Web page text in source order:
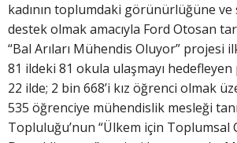
kadının toplumdaki görünürlüğüne ve
destek olmak amacıyla Ford Otosan
“Bal Arıları Mühendis Oluyor” projesi ilk
81 ildeki 81 okula ulaşmayı hedefleyen
22 ilde; 2 bin 668’i kız öğrenci olmak
535 öğrenciye mühendislik mesleği
Topluluğu’nun “Ülkem için Toplumsal